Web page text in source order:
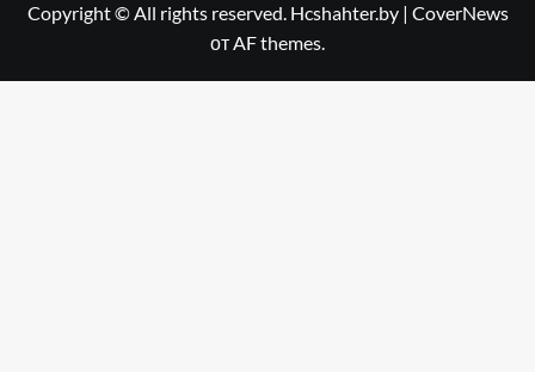
Copyright © All rights reserved. Hcshahter.by | CoverNews
от AF themes.